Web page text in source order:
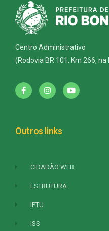
Centro Administrativo
(Rodovia BR 101, Km 266,
Outros links
CIDADÃO WEB
ESTRUTURA
IPTU
ISS